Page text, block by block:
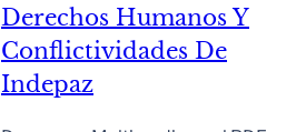
Derechos Humanos Y
Conflictividades De
Indepaz